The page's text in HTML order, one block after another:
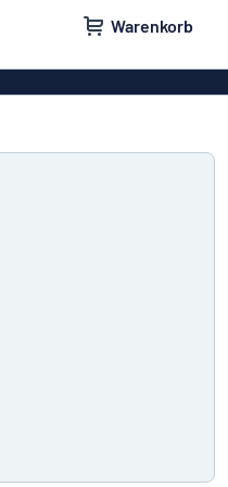
Warenkorb
Türschilder